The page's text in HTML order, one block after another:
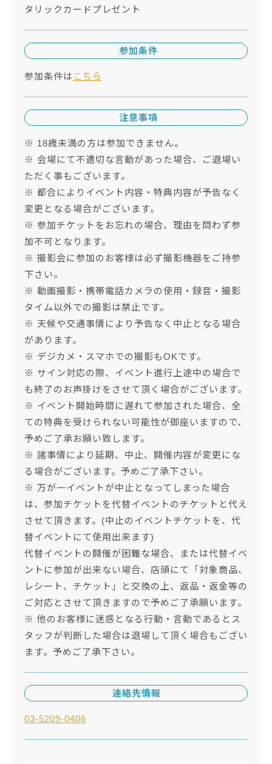
タリックカードプレゼント
参加条件
参加条件は こちら
注意事項
※ 18歳未満の方は参加できません。
※ 会場にて不適切な言動があった場合、ご退場い
ただく事もございます。
※ 都合によりイベント内容・特典内容が予告なく
変更となる場合がございます。
※ 参加チケットをお忘れの場合、理由を問わず参
加不可となります。
※ 撮影会に参加のお客様は必ず撮影機器をご持参
下さい。
※ 動画撮影・携帯電話カメラの使用・録音・撮影
タイム以外での撮影は禁止です。
※ 天候や交通事情により予告なく中止となる場合
があります。
※ デジカメ・スマホでの撮影もOKです。
※ サイン対応の際、イベント進行上途中の場合で
も終了のお声掛けをさせて頂く場合がございます。
※ イベント開始時間に遅れて参加された場合、全
ての特典を受けられない可能性が御座いますので、
予めご了承お願い致します。
※ 諸事情により延期、中止、開催内容が変更にな
る場合がございます。予めご了承下さい。
※ 万が一イベントが中止となってしまった場合
は、参加チケットを代替イベントのチケットと代え
させて頂きます。(中止のイベントチケットを、代
替イベントにて使用出来ます)
代替イベントの開催が困難な場合、または代替イベ
ントに参加が出来ない場合、店頭にて「対象商品、
レシート、チケット」と交換の上、返品・返金等の
ご対応とさせて頂きますので予めご了承願います。
※ 他のお客様に迷惑となる行動・言動であるとス
タッフが判断した場合は退場して頂く場合もござい
ます。予めご了承下さい。
連絡先情報
03-5209-0406